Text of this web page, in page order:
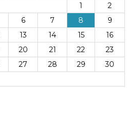
1
2
6 7 8
9
13 14 15
16
20 21 22
23
27 28 29
30